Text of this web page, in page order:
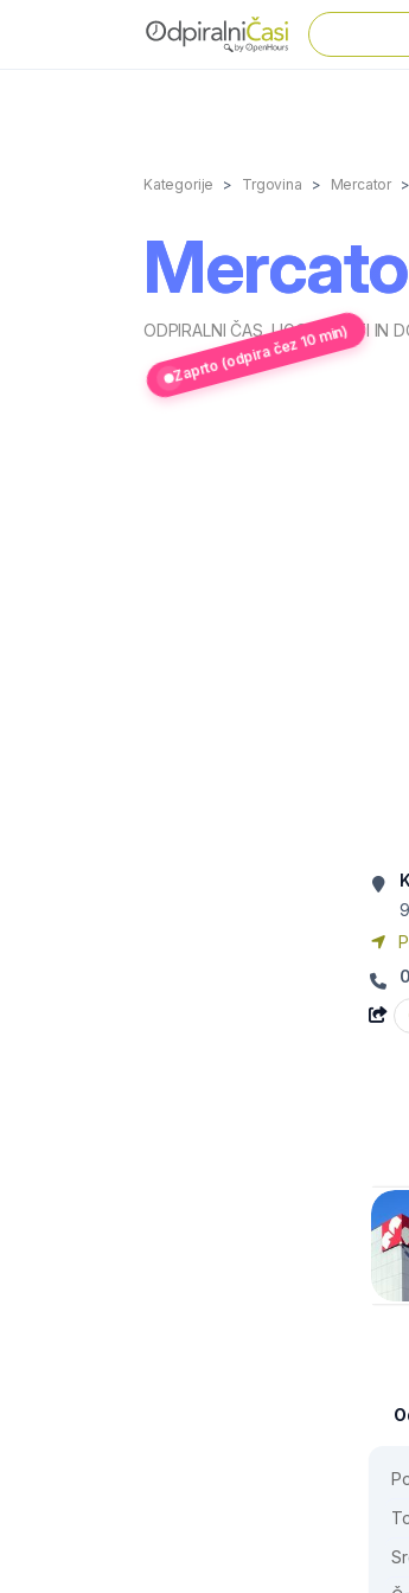
Kategorije Trgovina Mercator
ODPIRALNI ČAS,UGODNOSTI IN
Zaprto (odpira čez 10 min)